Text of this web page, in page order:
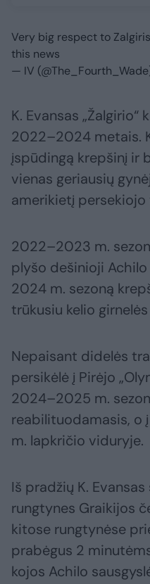
Very big respect to
this news
— IV
K. Evansas
2022–2024 metais.
įspūdingą krepšinį ir
vienas geriausių
amerikietį persekiojo
2022–2023 m.
plyšo dešinioji
2024 m. sezoną
trūkusiu kelio
Nepaisant didelės
persikėlė į Pirėjo
2024–2025 m.
reabilituodamasis, o
m. lapkričio viduryje.
Iš pradžių K.
rungtynes Graikijos
kitose rungtynėse
prabėgus 2
kojos Achilo